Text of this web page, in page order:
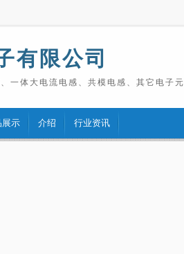
有限公司
一体大电流电感、共模电感、其它电子元
展示 介绍 行业资讯